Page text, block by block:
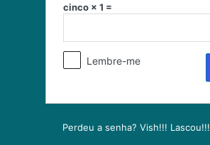
Entrar
cinco × 1 =
Lembre-me
Perdeu a senha? Vish!!! Lascou!!!